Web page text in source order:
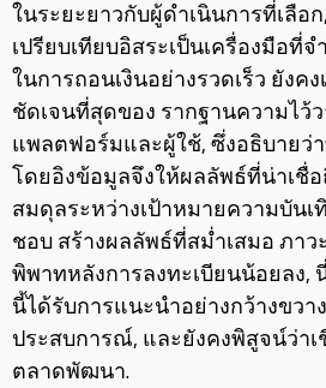
ในระยะยาวกับผู้ดำเนินการที่เลือ
เปรียบเทียบอิสระเป็นเครื่องมือที่
ในการถอนเงินอย่างรวดเร็ว ยัง
ชัดเจนที่สุดของ รากฐานความไว้
แพลตฟอร์มและผู้ใช้, ซึ่งอธิบายว่
โดยอิงข้อมูลจึงให้ผลลัพธ์ที่น่าเชื่
สมดุลระหว่างเป้าหมายความบัน
ชอบ สร้างผลลัพธ์ที่สม่ำเสมอ ภา
พิพาทหลังการลงทะเบียนน้อยลง,
นี้ได้รับการแนะนำอย่างกว้างขว
ประสบการณ์, และยังคงพิสูจน์ว่าเ
ตลาดพัฒนา.